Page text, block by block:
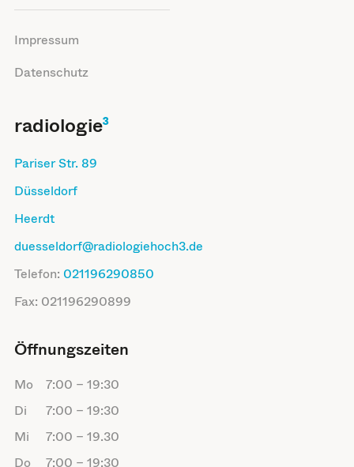
Impressum
Datenschutz
radiologie³
Pariser Str. 89
Düsseldorf
Heerdt
duesseldorf@radiologiehoch3.de
Telefon: 021196290850
Fax: 021196290899
Öffnungszeiten
Mo 7:00 – 19:30
Di
7:00 – 19:30
Mi
7:00 – 19.30
Do
7:00 – 19:30